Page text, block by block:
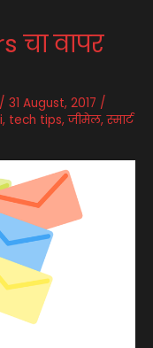
चा वापर
/ 31 August, 2017 /
, tech tips,जीमेल,स्मार्ट